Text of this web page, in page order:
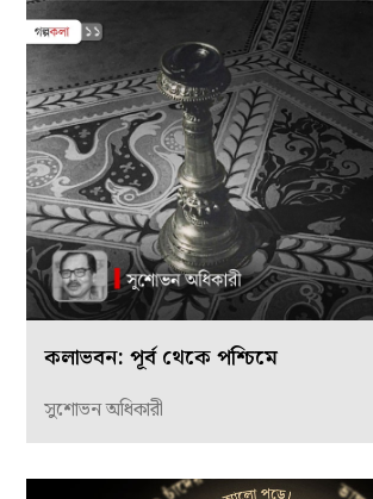
কলাভবন: পূর্ব থেকে পশ্চিমে
সুশোভন অধিকারী